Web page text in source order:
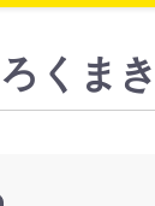
ろくま